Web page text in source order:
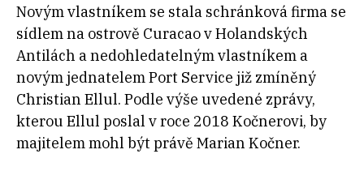
Novým vlastníkem se stala schránková firma se
sídlem na ostrově Curacao v Holandských
Antilách a nedohledatelným vlastníkem a
novým jednatelem Port Service již zmíněný
Christian Ellul. Podle výše uvedené zprávy,
kterou Ellul poslal v roce 2018 Kočnerovi, by
majitelem mohl být právě Marian Kočner.